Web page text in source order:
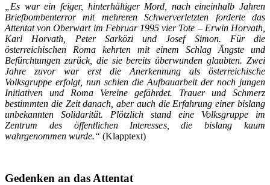
„Es war ein feiger, hinterhältiger Mord, nach eineinhalb Jahren
Briefbombenterror mit mehreren Schwerverletzten forderte das
Attentat von Oberwart im Februar 1995 vier Tote – Erwin Horvath,
Karl Horvath, Peter Sarközi und Josef Simon. Für die
österreichischen Roma kehrten mit einem Schlag Ängste und
Befürchtungen zurück, die sie bereits überwunden glaubten. Zwei
Jahre zuvor war erst die Anerkennung als österreichische
Volksgruppe erfolgt, nun schien die Aufbauarbeit der noch jungen
Initiativen und Roma Vereine gefährdet. Trauer und Schmerz
bestimmten die Zeit danach, aber auch die Erfahrung einer bislang
unbekannten Solidarität. Plötzlich stand eine Volksgruppe im
Zentrum des öffentlichen Interesses, die bislang kaum
wahrgenommen wurde.“ (Klapptext)
Gedenken an das Attentat